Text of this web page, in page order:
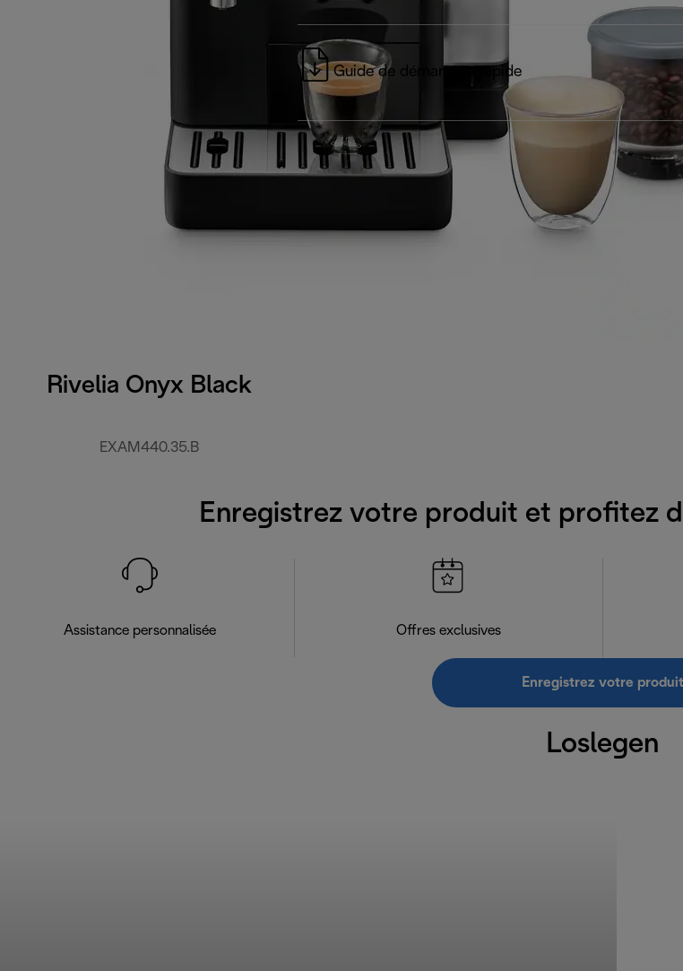
Rivelia Onyx Black
EXAM440.35.B
Guide de démarrage rapide
Enregistrez votre produit et profitez
Assistance personnalisée Offres exclusives
Enregistrez votre produit
Loslegen